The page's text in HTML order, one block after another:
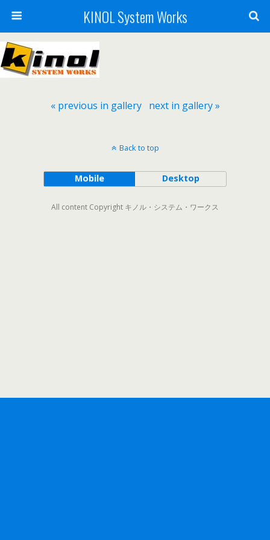
KINOL System Works
« previous in gallery next in gallery »
Back to top
Mobile Desktop
All content Copyright キノル・システム・ワークス